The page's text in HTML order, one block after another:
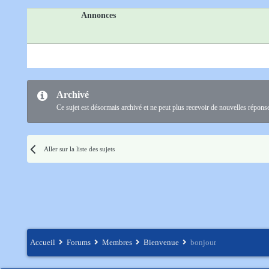
Annonces
Archivé
Ce sujet est désormais archivé et ne peut plus recevoir de nouvelles
Aller sur la liste des sujets
Accueil Forums Membres Bienvenue bonjour